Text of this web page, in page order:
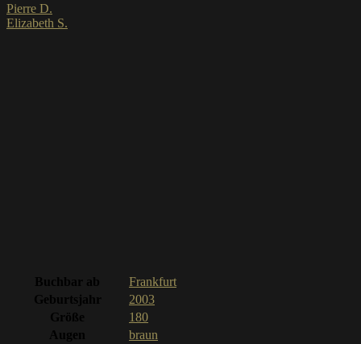
Pierre D.
Elizabeth S.
Buchbar ab
Frankfurt
Geburtsjahr
2003
Größe
180
Augen
braun